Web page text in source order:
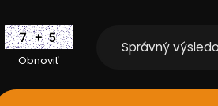
Obnoviť